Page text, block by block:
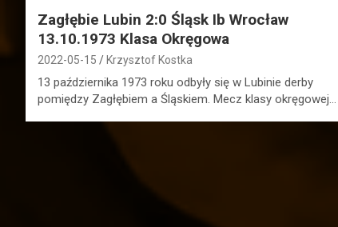
Zagłębie Lubin 2:0 Śląsk Ib Wrocław
13.10.1973 Klasa Okręgowa
2022-05-15 Krzysztof Kostka
13 października 1973 roku odbyły się w Lubinie derby
pomiędzy Zagłębiem a Śląskiem. Mecz klasy okręgowej…